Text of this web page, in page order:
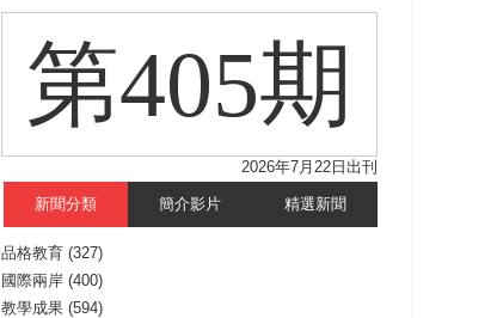
第405期
2026年7月22日出刊
新聞分類 簡介影片 精選新聞
品格教育 (327)
國際兩岸 (400)
教學成果 (594)